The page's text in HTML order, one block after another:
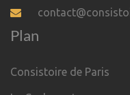
Plan
Consistoire de Paris